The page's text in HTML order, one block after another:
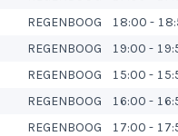
REGENBOOG
18:00 -
REGENBOOG
19:00 -
REGENBOOG
15:00 -
REGENBOOG
16:00 -
REGENBOOG
17:00 -